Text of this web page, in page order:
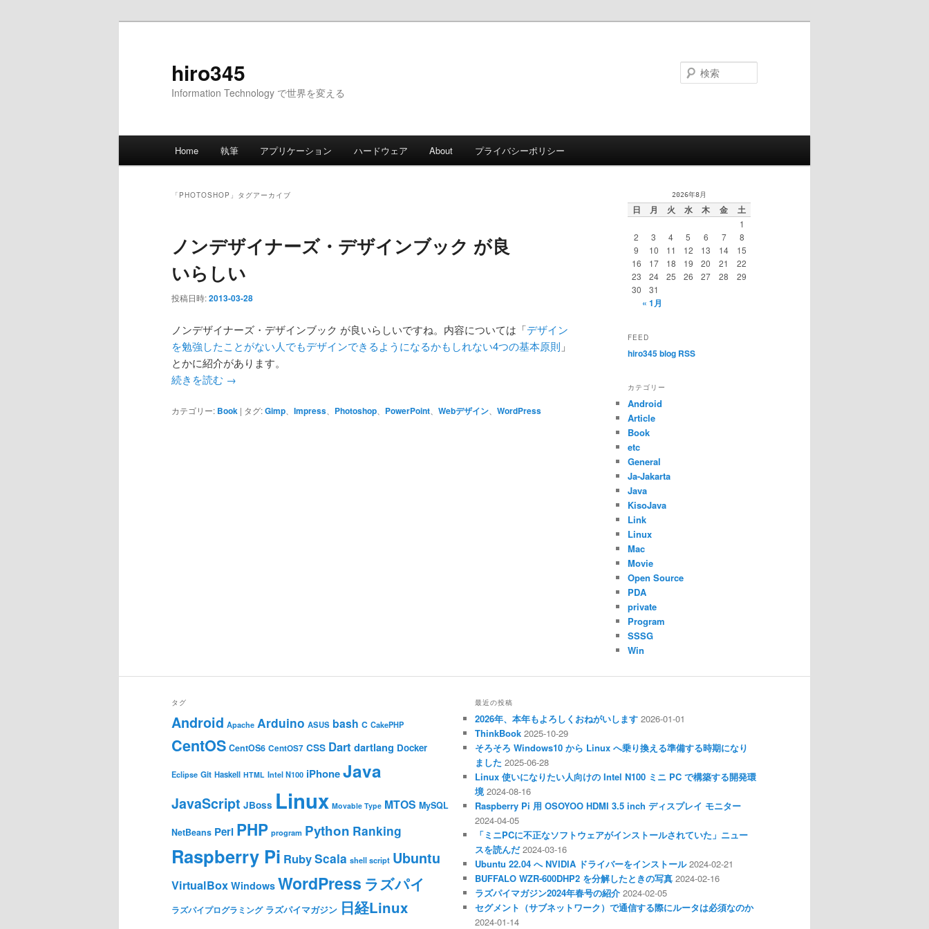
hiro345
Information Technology で世界を変える
Home 執筆 アプリケーション ハードウェア About プライバシーポリシー
「 PHOTOSHOP 」タグアーカイブ
ノンデザイナーズ・デザインブック が良
いらしい
投稿日時:2013-03-28
ノンデザイナーズ・デザインブック が良いらしいですね。内容については「デザイン
を勉強したことがない人でもデザインできるようになるかもしれない4つの基本原則 」
とかに紹介があります。
続きを読む →
カテゴリー: Book | タグ:Gimp Impress Photoshop PowerPoint Webデザイン WordPress
2026年8月
日 月 火 水 木 金 土
1
2
3 4 5 6 7
8
9
10 11 12 13 14
15
16
17 18 19 20 21
22
23
24 25 26 27 28
29
30
31
« 1月
FEED
hiro345 blog RSS
カテゴリー
Android
Article
Book
etc
General
Ja-Jakarta
Java
KisoJava
Link
Linux
Mac
Movie
Open Source
PDA
private
Program
SSSG
Win
タグ
Android Apache Arduino ASUS bash C CakePHP
CentOS CentOS6 CentOS7 CSS Dart dartlang Docker
Eclipse Git Haskell HTML Intel N100 iPhoneJava
JavaScript JBoss Linux Movable Type MTOS MySQL
NetBeans Perl PHP program Python Ranking
Raspberry Pi RubyScala shell script Ubuntu
VirtualBox Windows WordPress ラズパイ
ラズパイプログラミング ラズパイマガジン 日経Linux
最近の投稿
2026年、本年もよろしくおねがいします 2026-01-01
ThinkBook 2025-10-29
そろそろ Windows10 から Linux へ乗り換える準備する時期になり
ました 2025-06-28
Linux 使いになりたい人向けの Intel N100 ミニ PC で構築する開発環
境 2024-08-16
Raspberry Pi 用 OSOYOO HDMI 3.5 inch ディスプレイ モニター
2024-04-05
「ミニPCに不正なソフトウェアがインストールされていた」ニュー
スを読んだ 2024-03-16
Ubuntu 22.04 へ NVIDIA ドライバーをインストール 2024-02-21
BUFFALO WZR-600DHP2 を分解したときの写真 2024-02-16
ラズパイマガジン2024年春号の紹介 2024-02-05
セグメント（サブネットワーク）で通信する際にルータは必須なのか
2024-01-14